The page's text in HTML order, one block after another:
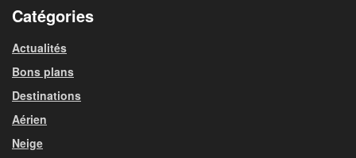
Catégories
Actualités
Bons plans
Destinations
Aérien
Neige